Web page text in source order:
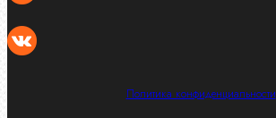
Политика конфиденциальности